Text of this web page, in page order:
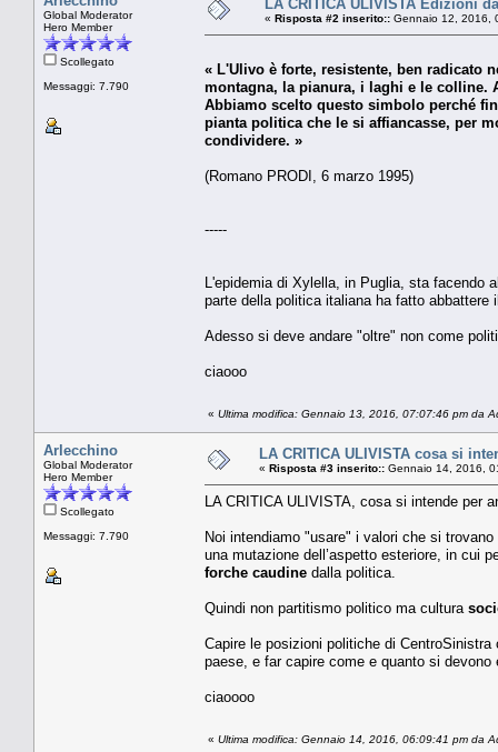
Global Moderator
Hero Member
Scollegato
Messaggi: 7.790
LA CRITICA ULIVISTA Edizioni
« Risposta #2 inserito:: Gennaio 12, 2016,
« L'Ulivo è forte, resistente, ben radicato
montagna, la pianura, i laghi e le colline.
Abbiamo scelto questo simbolo perché
pianta politica che le si affiancasse, per
condividere. »
(Romano PRODI, 6 marzo 1995)
-----
L'epidemia di Xylella, in Puglia, sta facendo
parte della politica italiana ha fatto abbattere
Adesso si deve andare "oltre" non come
ciaooo
« Ultima modifica: Gennaio 13, 2016, 07:07:46 pm da
Arlecchino
Global Moderator
Hero Member
Scollegato
Messaggi: 7.790
LA CRITICA ULIVISTA cosa si
« Risposta #3 inserito:: Gennaio 14, 2016,
LA CRITICA ULIVISTA, cosa si intende per
Noi intendiamo "usare" i valori che si
una mutazione dell’aspetto esteriore, in cui
forche caudine dalla politica.
Quindi non partitismo politico ma cultura
Capire le posizioni politiche di
paese, e far capire come e quanto si
ciaoooo
« Ultima modifica: Gennaio 14, 2016, 06:09:41 pm da